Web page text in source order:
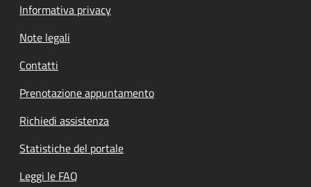
Informativa privacy
Note legali
Contatti
Prenotazione appuntamento
Richiedi assistenza
Statistiche del portale
Leggi le FAQ